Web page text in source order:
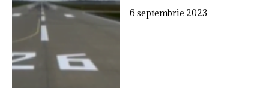
6 septembrie 2023